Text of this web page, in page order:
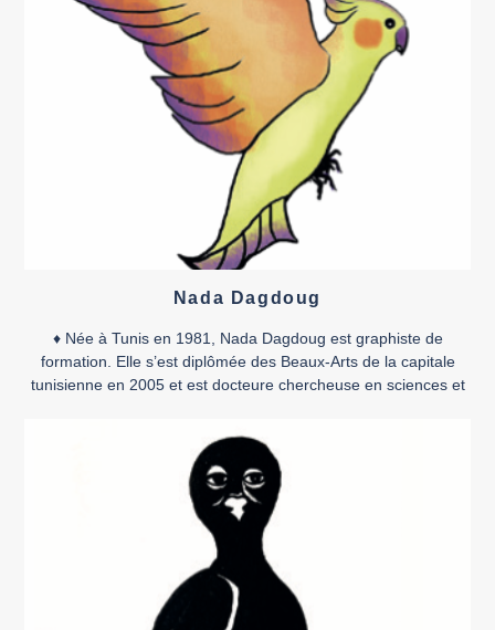
Nada Dagdoug
♦ Née à Tunis en 1981, Nada Dagdoug est graphiste de
formation. Elle s’est diplômée des Beaux-Arts de la capitale
tunisienne en 2005 et est docteure chercheuse en sciences et
dédiée en parallèle au dessin et à la bande dessinée, à la
caricature de […]